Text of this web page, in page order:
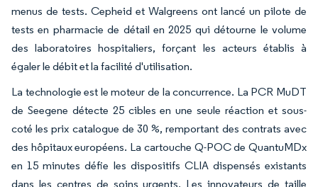
menus de tests. Cepheid et Walgreens ont lancé un pilote de
tests en pharmacie de détail en 2025 qui détourne le volume
des laboratoires hospitaliers, forçant les acteurs établis à
égaler le débit et la facilité d'utilisation.
La technologie est le moteur de la concurrence. La PCR MuDT
de Seegene détecte 25 cibles en une seule réaction et sous-
coté les prix catalogue de 30 %, remportant des contrats avec
des hôpitaux européens. La cartouche Q-POC de QuantuMDx
en 15 minutes défie les dispositifs CLIA dispensés existants
dans les centres de soins urgents. Les innovateurs de taille